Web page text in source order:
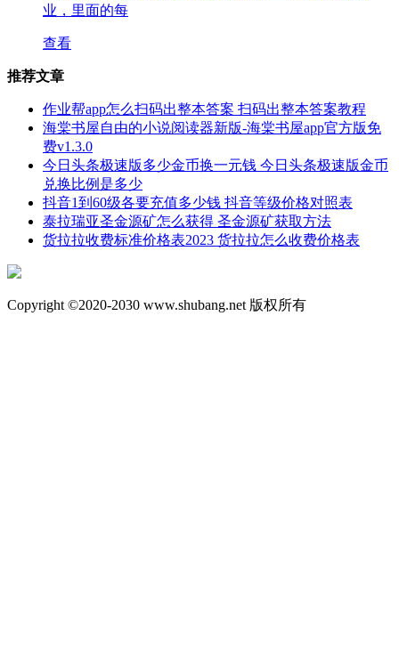
业，里面的每
查看
推荐文章
作业帮app怎么扫码出整本答案 扫码出整本答案教程
海棠书屋自由的小说阅读器新版-海棠书屋app官方版免
费v1.3.0
今日头条极速版多少金币换一元钱 今日头条极速版金币
兑换比例是多少
抖音1到60级各要充值多少钱 抖音等级价格对照表
泰拉瑞亚圣金源矿怎么获得 圣金源矿获取方法
货拉拉收费标准价格表2023 货拉拉怎么收费价格表
Copyright ©2020-2030 www.shubang.net 版权所有